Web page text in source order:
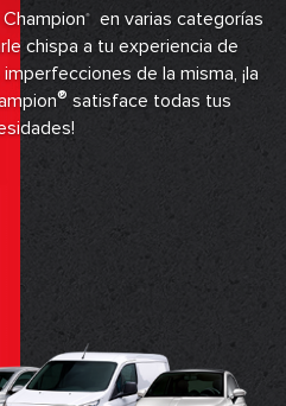
®
en varias categorías
chispa a tu experiencia de
de la misma, ¡la
® satisface todas tus